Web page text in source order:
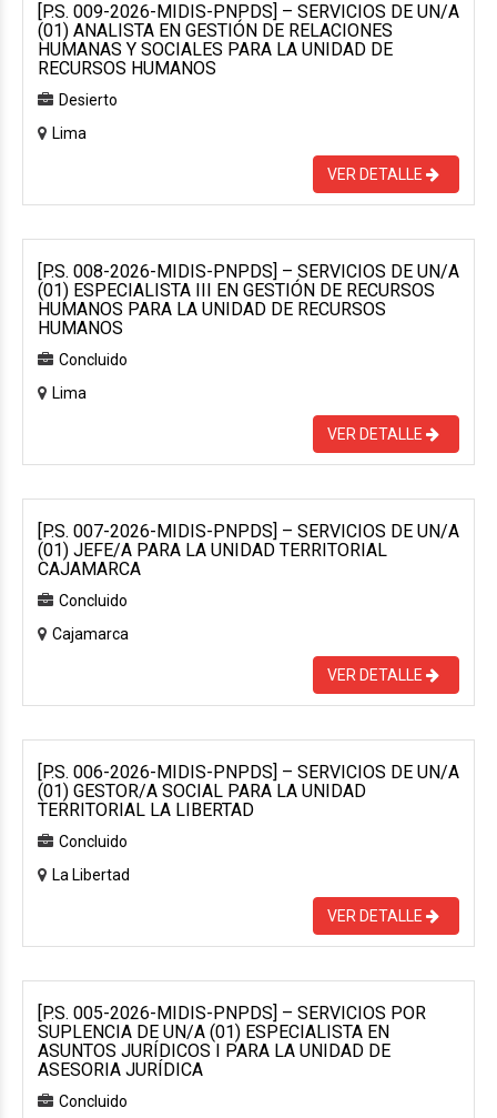
[P.S. 009-2026-MIDIS-PNPDS] – SERVICIOS DE UN/A
(01) ANALISTA EN GESTIÓN DE RELACIONES
HUMANAS Y SOCIALES PARA LA UNIDAD DE
RECURSOS HUMANOS
Desierto
Lima
VER DETALLE
[P.S. 008-2026-MIDIS-PNPDS] – SERVICIOS DE UN/A
(01) ESPECIALISTA III EN GESTIÓN DE RECURSOS
HUMANOS PARA LA UNIDAD DE RECURSOS
HUMANOS
Concluido
Lima
VER DETALLE
[P.S. 007-2026-MIDIS-PNPDS] – SERVICIOS DE UN/A
(01) JEFE/A PARA LA UNIDAD TERRITORIAL
CAJAMARCA
Concluido
Cajamarca
VER DETALLE
[P.S. 006-2026-MIDIS-PNPDS] – SERVICIOS DE UN/A
(01) GESTOR/A SOCIAL PARA LA UNIDAD
TERRITORIAL LA LIBERTAD
Concluido
La Libertad
VER DETALLE
[P.S. 005-2026-MIDIS-PNPDS] – SERVICIOS POR
SUPLENCIA DE UN/A (01) ESPECIALISTA EN
ASUNTOS JURÍDICOS I PARA LA UNIDAD DE
ASESORIA JURÍDICA
Concluido